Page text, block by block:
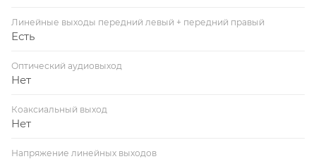
Линейные выходы передний левый + передний правый
Есть
Оптический аудиовыход
Нет
Коаксиальный выход
Нет
Напряжение линейных выходов